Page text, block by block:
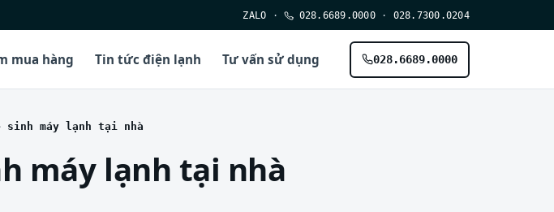
ZALO · 028.6689.0000 · 028.7300.0204
mua hàng Tin tức điện lạnh Tư vấn sử dụng 028.6689.0000
sinh máy lạnh tại nhà
máy lạnh tại nhà